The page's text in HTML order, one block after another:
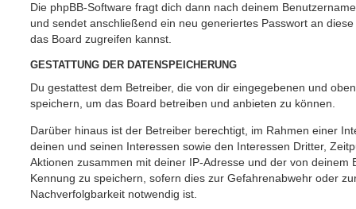
Die phpBB-Software fragt dich dann nach deinem
und sendet anschließend ein neu generiertes Passwort an
das Board zugreifen kannst.
GESTATTUNG DER DATENSPEICHERUNG
Du gestattest dem Betreiber, die von dir eingegebenen und
speichern, um das Board betreiben und anbieten zu können.
Darüber hinaus ist der Betreiber berechtigt, im Rahmen einer
deinen und seinen Interessen sowie den Interessen Dritter,
Aktionen zusammen mit deiner IP-Adresse und der von deinem
Kennung zu speichern, sofern dies zur Gefahrenabwehr oder
Nachverfolgbarkeit notwendig ist.